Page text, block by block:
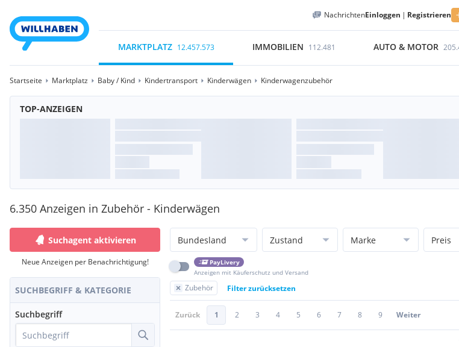
NachrichtenEinloggen | Registrieren
MARKTPLATZ 12.457.573 IMMOBILIEN 112.481 AUTO & MOTOR
Startseite Marktplatz Baby / Kind Kindertransport Kinderwägen Kinderwagenzubehör
TOP-ANZEIGEN
6.350 Anzeigen in Zubehör - Kinderwägen
Suchagent aktivieren
Neue Anzeigen per Benachrichtigung!
SUCHBEGRIFF & KATEGORIE
Suchbegriff
Bundesland Zustand Marke Preis
PayLivery
Anzeigen mit Käuferschutz und Versand
Zubehör Filter zurücksetzen
Zurück 1 2 3 4 5 6 7 8 9 Weiter